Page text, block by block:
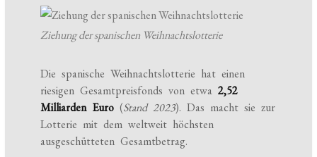
Ziehung der spanischen Weihnachtslotterie
Die spanische Weihnachtslotterie hat einen
riesigen Gesamtpreisfonds von etwa2,52
Milliarden Euro (Stand 2023). Das macht sie zur
Lotterie mit dem weltweit höchsten
ausgeschütteten Gesamtbetrag.